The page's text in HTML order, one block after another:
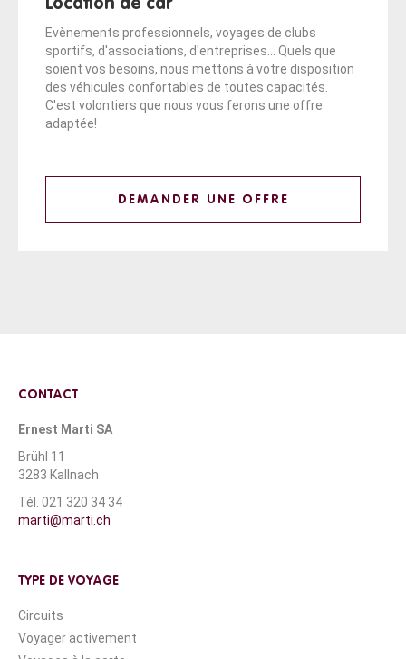
Location de car
Evènements professionnels, voyages de clubs
sportifs, d'associations, d'entreprises... Quels que
soient vos besoins, nous mettons à votre disposition
des véhicules confortables de toutes capacités.
C'est volontiers que nous vous ferons une offre
adaptée!
DEMANDER UNE OFFRE
CONTACT
Ernest Marti SA
Brühl 11
3283 Kallnach
Tél. 021 320 34 34
marti@marti.ch
TYPE DE VOYAGE
Circuits
Voyager activement